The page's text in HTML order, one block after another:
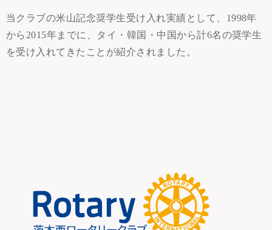
当クラブの米山記念奨学生受け入れ実績として、1998年
から2015年までに、タイ・韓国・中国から計6名の奨学生
を受け入れてきたことが紹介されました。